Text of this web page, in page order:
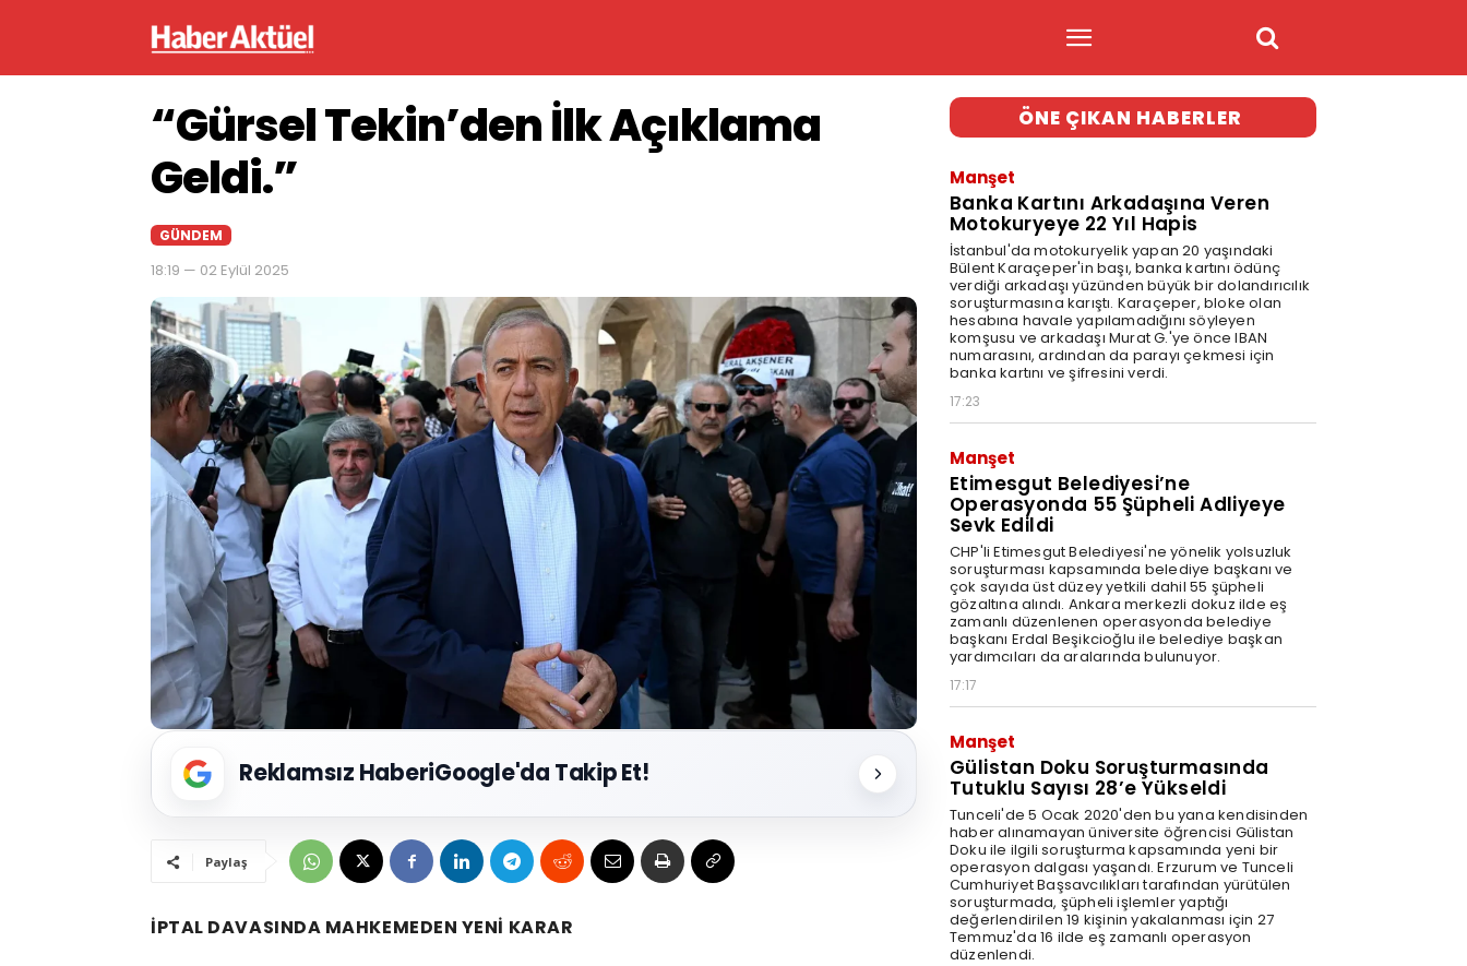
“Gürsel Tekin’den İlk Açıklama
Geldi.”
GÜNDEM
18:19 — 02 Eylül 2025
Reklamsız HaberiGoogle'da Takip Et!
Paylaş
İPTAL DAVASINDA MAHKEMEDEN YENİ KARAR
ÖNE ÇIKAN HABERLER
Manşet
Banka Kartını Arkadaşına Veren
Motokuryeye 22 Yıl Hapis
İstanbul'da motokuryelik yapan 20 yaşındaki
Bülent Karaçeper'in başı, banka kartını ödünç
verdiği arkadaşı yüzünden büyük bir dolandırıcılık
soruşturmasına karıştı. Karaçeper, bloke olan
hesabına havale yapılamadığını söyleyen
komşusu ve arkadaşı Murat G.'ye önce IBAN
numarasını, ardından da parayı çekmesi için
banka kartını ve şifresini verdi.
17:23
Manşet
Etimesgut Belediyesi’ne
Operasyonda 55 Şüpheli Adliyeye
Sevk Edildi
CHP'li Etimesgut Belediyesi'ne yönelik yolsuzluk
soruşturması kapsamında belediye başkanı ve
çok sayıda üst düzey yetkili dahil 55 şüpheli
gözaltına alındı. Ankara merkezli dokuz ilde eş
zamanlı düzenlenen operasyonda belediye
başkanı Erdal Beşikcioğlu ile belediye başkan
yardımcıları da aralarında bulunuyor.
17:17
Manşet
Gülistan Doku Soruşturmasında
Tutuklu Sayısı 28’e Yükseldi
Tunceli'de 5 Ocak 2020'den bu yana kendisinden
haber alınamayan üniversite öğrencisi Gülistan
Doku ile ilgili soruşturma kapsamında yeni bir
operasyon dalgası yaşandı. Erzurum ve Tunceli
Cumhuriyet Başsavcılıkları tarafından yürütülen
soruşturmada, şüpheli işlemler yaptığı
değerlendirilen 19 kişinin yakalanması için 27
Temmuz'da 16 ilde eş zamanlı operasyon
düzenlendi.